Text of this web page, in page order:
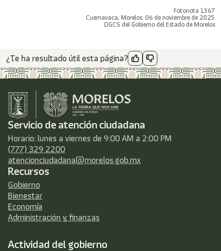
Fotonota 1367
Cuernavaca, Morelos; 06 de noviembre de 2025
DGCS del Gobierno del Estado de Morelos
¿Te ha resultado útil esta página?
Servicio de atención ciudadana
Horario: lunes a viernes de 9:00 AM a 2:00 PM
(777) 329 2200
atencionciudadana@morelos.gob.mx
Recursos
Gobierno
Bienestar
Economía
Administración y finanzas
Actividad del gobierno